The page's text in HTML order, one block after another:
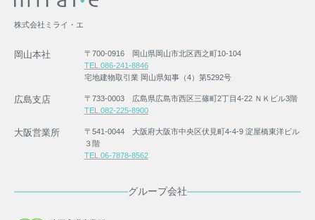
株式会社ミライ・エ
岡山本社
〒700-0916 岡山県岡山市北区西之町10-104
TEL.086-241-8846
宅地建物取引業 岡山県知事（4）第5292号
広島支店
〒733-0003 広島県広島市西区三篠町2丁目4-22 ＮＫビル3階
TEL.082-225-8900
大阪営業所
〒541-0044 大阪府大阪市中央区伏見町4-4-9 淀屋橋東洋ビル
３階
TEL.06-7878-8562
グループ会社